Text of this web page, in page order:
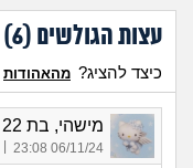
עצות הגולשים (6
)
כיצד להציג? מהאהודות
מישהי, בת 22
06/11/24 23:08